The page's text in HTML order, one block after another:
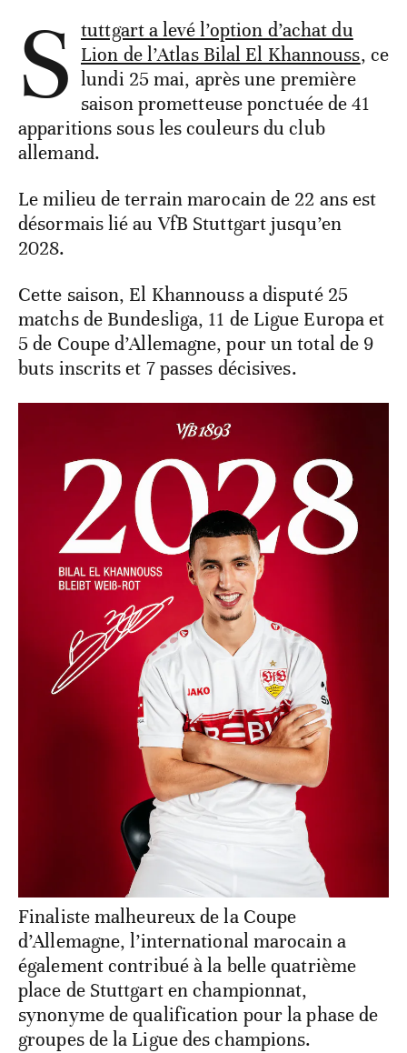
S tuttgart a levé l’option d’achat du
Lion de l’Atlas Bilal El Khannouss, ce
lundi 25 mai, après une première
saison prometteuse ponctuée de 41
apparitions sous les couleurs du club
allemand.
Le milieu de terrain marocain de 22 ans est
désormais lié au VfB Stuttgart jusqu’en
2028.
Cette saison, El Khannouss a disputé 25
matchs de Bundesliga, 11 de Ligue Europa et
5 de Coupe d’Allemagne, pour un total de 9
buts inscrits et 7 passes décisives.
Finaliste malheureux de la Coupe
d’Allemagne, l’international marocain a
également contribué à la belle quatrième
place de Stuttgart en championnat,
synonyme de qualification pour la phase de
groupes de la Ligue des champions.